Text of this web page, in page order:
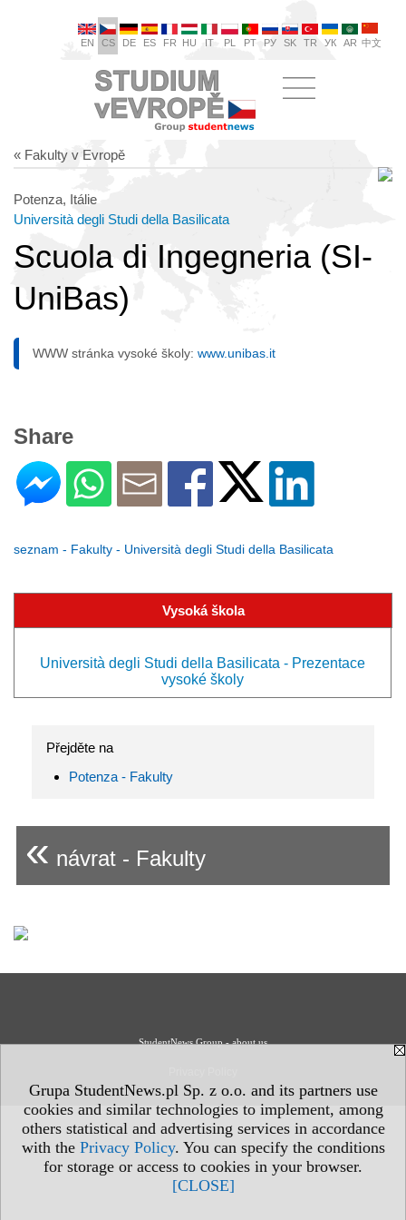
Grupa StudentNews.pl Sp. z o.o. and its partners use
cookies and similar technologies to implement, among
others statistical and advertising services in accordance
with the Privacy Policy. You can specify the conditions
for storage or access to cookies in your browser.
[CLOSE]
EN CS DE ES FR HU IT PL PT РУ SK TR УК AR 中文
« Fakulty v Evropě
Potenza, Itálie
Università degli Studi della Basilicata
Scuola di Ingegneria (SI-
UniBas)
WWW stránka vysoké školy: www.unibas.it
Share
seznam - Fakulty - Università degli Studi della Basilicata
Vysoká škola
Università degli Studi della Basilicata - Prezentace
vysoké školy
Přejděte na
Potenza - Fakulty
« návrat - Fakulty
StudentNews Group - about us